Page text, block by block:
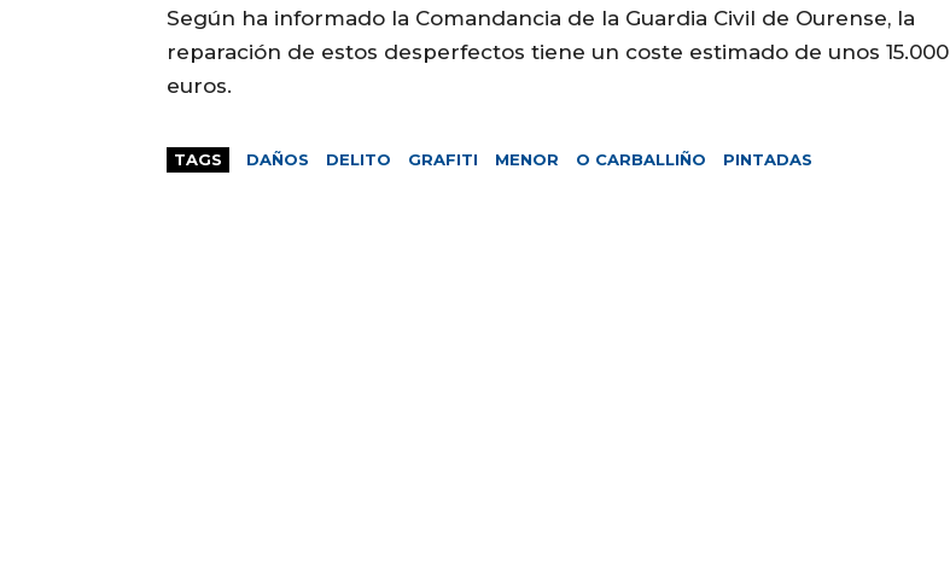
Según ha informado la Comandancia de la Guardia Civil de Ourense, la
reparación de estos desperfectos tiene un coste estimado de unos 15.000
euros.
TAGS DAÑOS DELITO GRAFITI MENOR O CARBALLIÑO PINTADAS